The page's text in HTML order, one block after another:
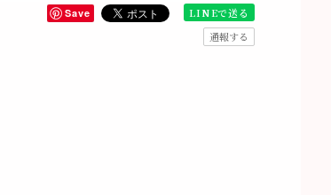
Save
LINEで送る
通報する